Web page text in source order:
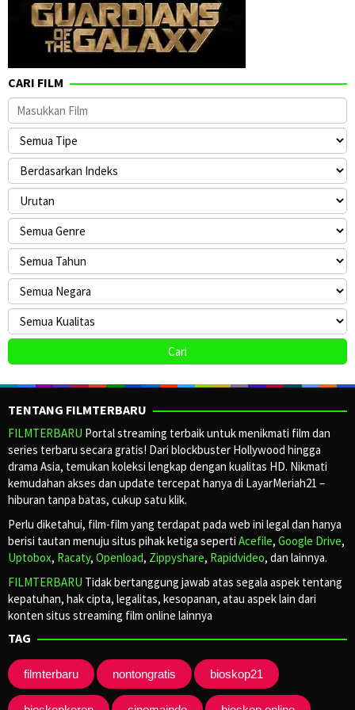
CARI FILM
TENTANG FILMTERBARU
FILMTERBARU Portal streaming terbaik untuk menikmati film dan
series terbaru secara gratis! Dari blockbuster Hollywood hingga
drama Asia, temukan koleksi lengkap dengan kualitas HD. Nikmati
kemudahan akses dan update tercepat hanya di LayarMeriah21 –
hiburan tanpa batas, cukup satu klik.
Perlu diketahui, film-film yang terdapat pada web ini legal dan hanya
berisi tautan menuju situs pihak ketiga seperti Acefile, Google Drive,
Uptobox, Racaty, Openload, Zippyshare, Rapidvideo, dan lainnya.
FILMTERBARU Tidak bertanggung jawab atas segala aspek tentang
kepatuhan, hak cipta, legalitas, kesopanan, atau aspek lain dari
konten situs streaming film online lainnya
TAG
filmterbaru nontongratis bioskop21